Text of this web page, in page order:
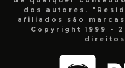
dos autores.
afiliados são
Copyright 1999 -